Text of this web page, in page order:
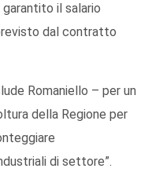
il salario
dal contratto
Romaniello – per un
della Regione per
di settore”.